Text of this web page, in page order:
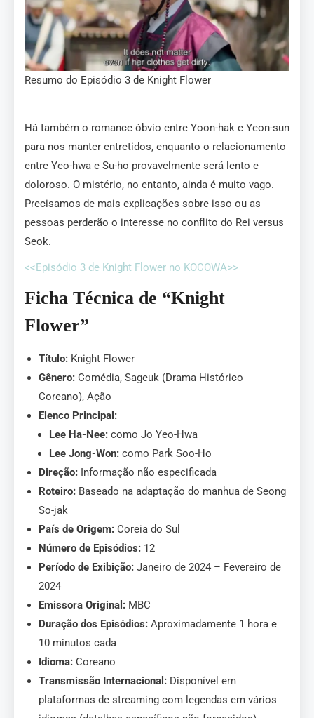
Resumo do Episódio 3 de Knight Flower
Há também o romance óbvio entre Yoon-hak e Yeon-sun
para nos manter entretidos, enquanto o relacionamento
entre Yeo-hwa e Su-ho provavelmente será lento e
doloroso. O mistério, no entanto, ainda é muito vago.
Precisamos de mais explicações sobre isso ou as
pessoas perderão o interesse no conflito do Rei versus
Seok.
<<Episódio 3 de Knight Flower no KOCOWA>>
Ficha Técnica de “Knight
Flower”
Título: Knight Flower
Gênero: Comédia, Sageuk (Drama Histórico
Coreano), Ação
Elenco Principal:
Lee Ha-Nee: como Jo Yeo-Hwa
Lee Jong-Won: como Park Soo-Ho
Direção: Informação não especificada
Roteiro: Baseado na adaptação do manhua de Seong
So-jak
País de Origem: Coreia do Sul
Número de Episódios: 12
Período de Exibição: Janeiro de 2024 – Fevereiro de
2024
Emissora Original: MBC
Duração dos Episódios: Aproximadamente 1 hora e
10 minutos cada
Idioma: Coreano
Transmissão Internacional: Disponível em
plataformas de streaming com legendas em vários